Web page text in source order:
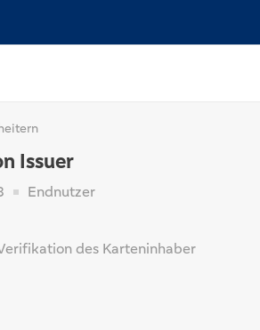
Issuer
Endnutzer
des Karteninhaber